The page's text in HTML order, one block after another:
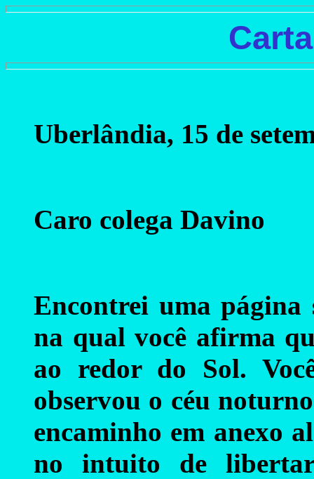
Uberlândia, 15 de
Caro colega Davino
Encontrei uma página
na qual você afirma
ao redor do Sol.
observou o céu
encaminho em anexo
no intuito de